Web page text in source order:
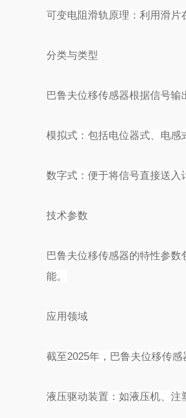
可变电阻滑轨原理：利用滑片
分类与类型
巴鲁夫位移传感器根据信号输
模拟式：包括电位器式、电
数字式：便于将信号直接送入
技术参数
巴鲁夫位移传感器的特性参
能。
应用领域
截至2025年，巴鲁夫位移传感
液压驱动装置：如液压机 、注